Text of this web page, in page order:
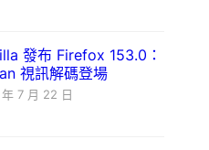
發布 Firefox 153.0：
視訊解碼登場
7 月 22 日